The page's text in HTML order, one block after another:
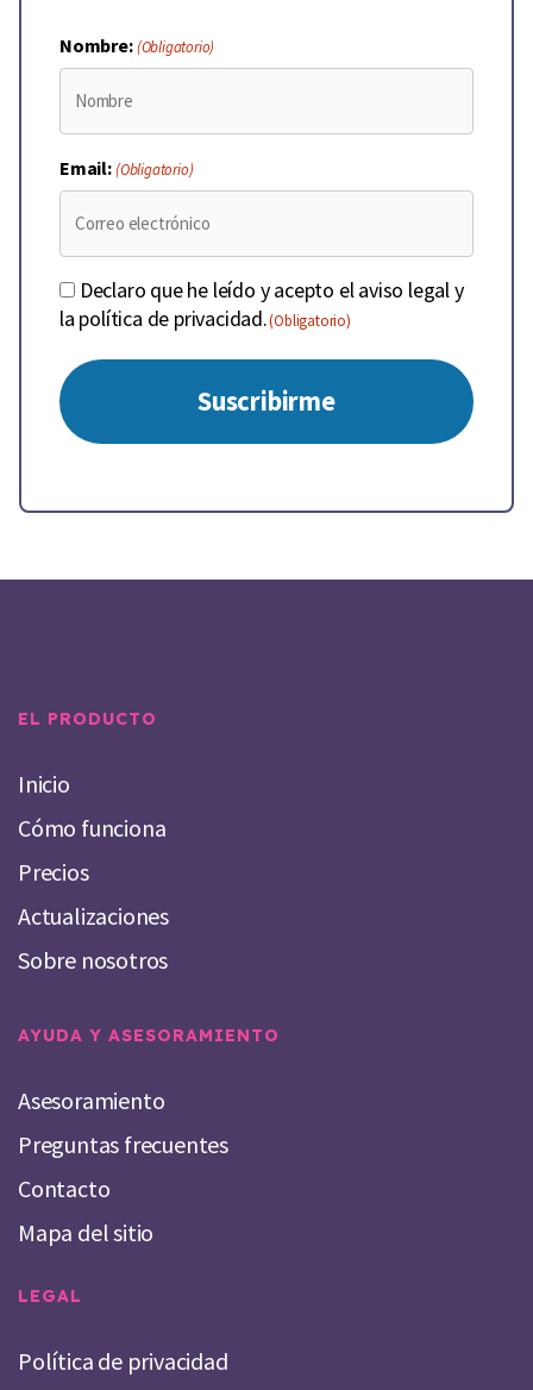
Nombre:(Obligatorio)
Email:(Obligatorio)
Consentimiento
(Obligatorio)
Declaro que he leído y acepto el aviso legal y
la política de privacidad.(Obligatorio)
EL PRODUCTO
Inicio
Cómo funciona
Precios
Actualizaciones
Sobre nosotros
AYUDA Y ASESORAMIENTO
Asesoramiento
Preguntas frecuentes
Contacto
Mapa del sitio
LEGAL
Política de privacidad